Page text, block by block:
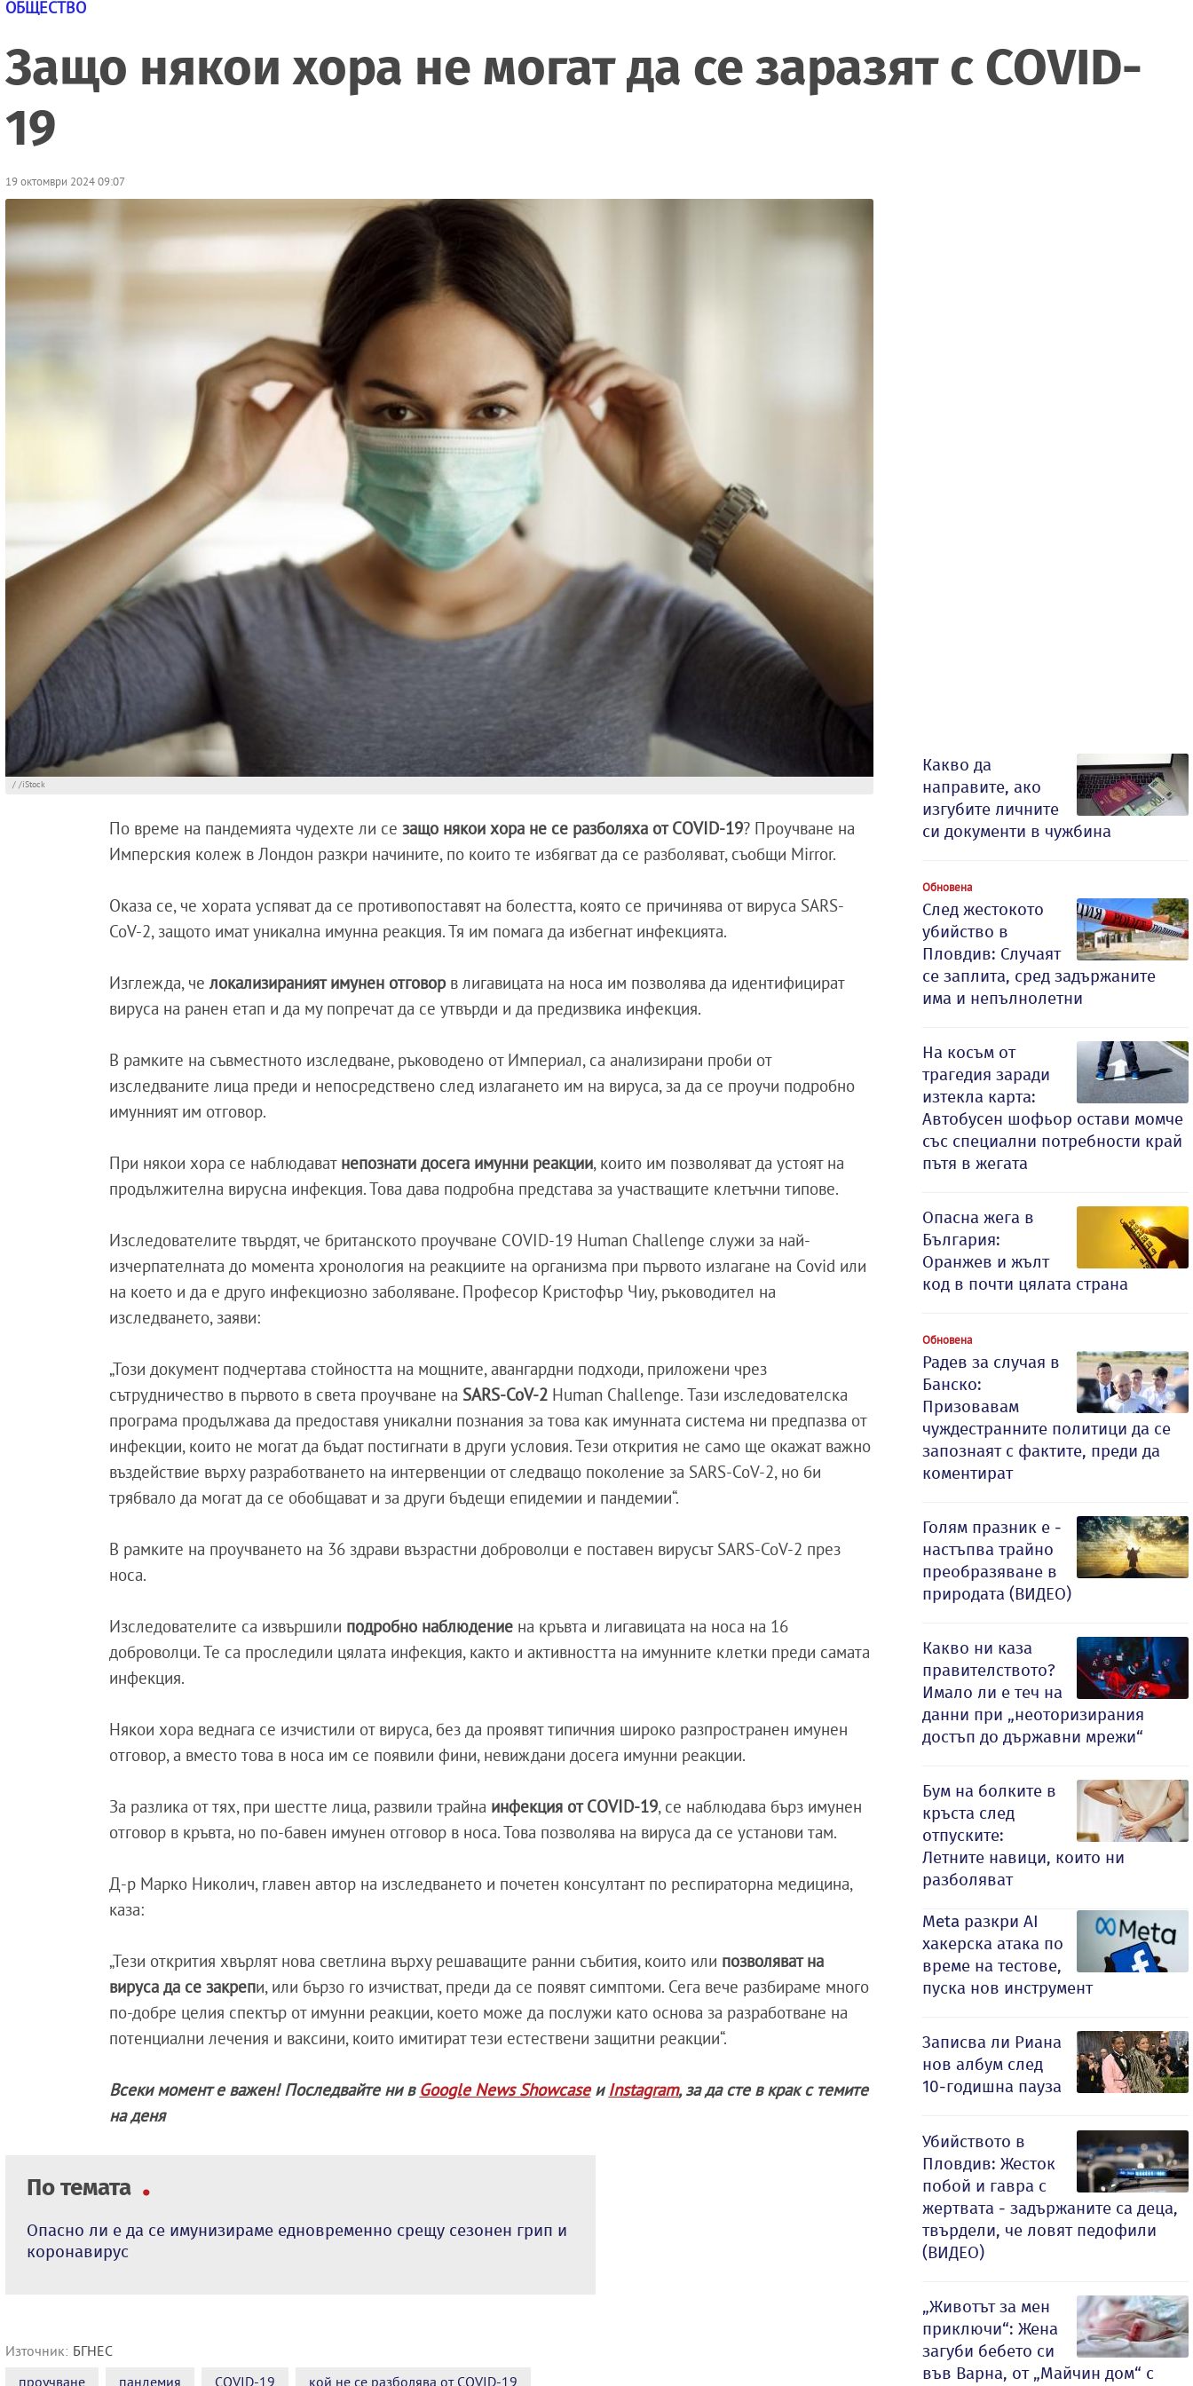
ОБЩЕСТВО
Защо някои хора не могат да се заразят с COVID-
19
19 октомври 2024 09:07
/ /iStock
По време на пандемията чудехте ли се защо някои хора не се разболяха от COVID-19? Проучване на
Имперския колеж в Лондон разкри начините, по които те избягват да се разболяват, съобщи Mirror.
Оказа се, че хората успяват да се противопоставят на болестта, която се причинява от вируса SARS-
CoV-2, защото имат уникална имунна реакция. Тя им помага да избегнат инфекцията.
Изглежда, челокализираният имунен отговор в лигавицата на носа им позволява да идентифицират
вируса на ранен етап и да му попречат да се утвърди и да предизвика инфекция.
В рамките на съвместното изследване, ръководено от Империал, са анализирани проби от
изследваните лица преди и непосредствено след излагането им на вируса, за да се проучи подробно
имунният им отговор.
При някои хора се наблюдават непознати досега имунни реакции, които им позволяват да устоят на
продължителна вирусна инфекция. Това дава подробна представа за участващите клетъчни типове.
Изследователите твърдят, че британското проучване COVID-19 Human Challenge служи за най-
изчерпателната до момента хронология на реакциите на организма при първото излагане на Covid или
на което и да е друго инфекциозно заболяване. Професор Кристофър Чиу, ръководител на
изследването, заяви:
„Този документ подчертава стойността на мощните, авангардни подходи, приложени чрез
сътрудничество в първото в света проучване на SARS-CoV-2 Human Challenge. Тази изследователска
програма продължава да предоставя уникални познания за това как имунната система ни предпазва от
инфекции, които не могат да бъдат постигнати в други условия. Тези открития не само ще окажат важно
въздействие върху разработването на интервенции от следващо поколение за SARS-CoV-2, но би
трябвало да могат да се обобщават и за други бъдещи епидемии и пандемии“.
В рамките на проучването на 36 здрави възрастни доброволци е поставен вирусът SARS-CoV-2 през
носа.
Изследователите са извършили подробно наблюдение на кръвта и лигавицата на носа на 16
доброволци. Те са проследили цялата инфекция, както и активността на имунните клетки преди самата
инфекция.
Някои хора веднага се изчистили от вируса, без да проявят типичния широко разпространен имунен
отговор, а вместо това в носа им се появили фини, невиждани досега имунни реакции.
За разлика от тях, при шестте лица, развили трайна инфекция от COVID-19, се наблюдава бърз имунен
отговор в кръвта, но по-бавен имунен отговор в носа. Това позволява на вируса да се установи там.
Д-р Марко Николич, главен автор на изследването и почетен консултант по респираторна медицина,
каза:
„Тези открития хвърлят нова светлина върху решаващите ранни събития, които или позволяват на
вируса да се закрепи, или бързо го изчистват, преди да се появят симптоми. Сега вече разбираме много
по-добре целия спектър от имунни реакции, което може да послужи като основа за разработване на
потенциални лечения и ваксини, които имитират тези естествени защитни реакции“.
Всеки момент е важен! Последвайте ни в Google News Showcaseи Instagram, за да сте в крак с темите
на деня
По темата
Опасно ли е да се имунизираме едновременно срещу сезонен грип и
коронавирус
Източник: БГНЕС
проучване
пандемия COVID-19 кой не се разболява от COVID-19
Какво да
направите, ако
изгубите личните
си документи в чужбина
Обновена
След жестокото
убийство в
Пловдив: Случаят
се заплита, сред задържаните
има и непълнолетни
На косъм от
трагедия заради
изтекла карта:
Автобусен шофьор остави момче
със специални потребности край
пътя в жегата
Опасна жега в
България:
Оранжев и жълт
код в почти цялата страна
Обновена
Радев за случая в
Банско:
Призовавам
чуждестранните политици да се
запознаят с фактите, преди да
коментират
Голям празник е -
настъпва трайно
преобразяване в
природата (ВИДЕО)
Какво ни каза
правителството?
Имало ли е теч на
данни при „неоторизирания
достъп до държавни мрежи“
Бум на болките в
кръста след
отпуските:
Летните навици, които ни
разболяват
Meta разкри AI
хакерска атака по
време на тестове,
пуска нов инструмент
Записва ли Риана
нов албум след
10-годишна пауза
Убийството в
Пловдив: Жесток
побой и гавра с
жертвата - задържаните са деца,
твърдели, че ловят педофили
(ВИДЕО)
„Животът за мен
приключи“: Жена
загуби бебето си
във Варна, от „Майчин дом“ с